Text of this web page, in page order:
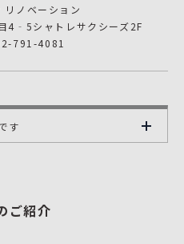
ノベーション
4‐5シャトレサクシーズ2F
791-4081
す
ご紹介